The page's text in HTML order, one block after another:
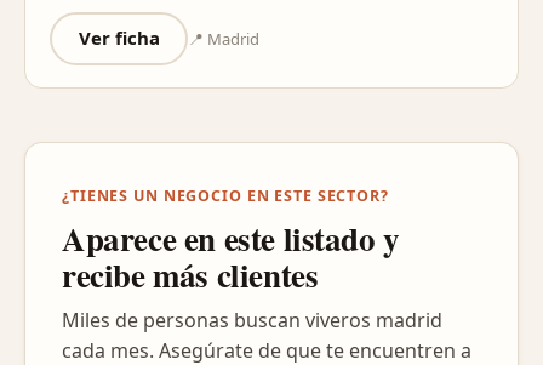
Ver ficha 📍 Madrid
¿TIENES UN NEGOCIO EN ESTE SECTOR?
Aparece en este listado y
recibe más clientes
Miles de personas buscan viveros madrid
cada mes. Asegúrate de que te encuentren a